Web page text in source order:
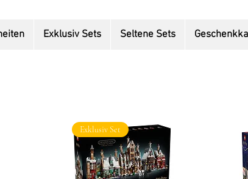
Exklusiv Sets Seltene Sets
Exklusiv Set